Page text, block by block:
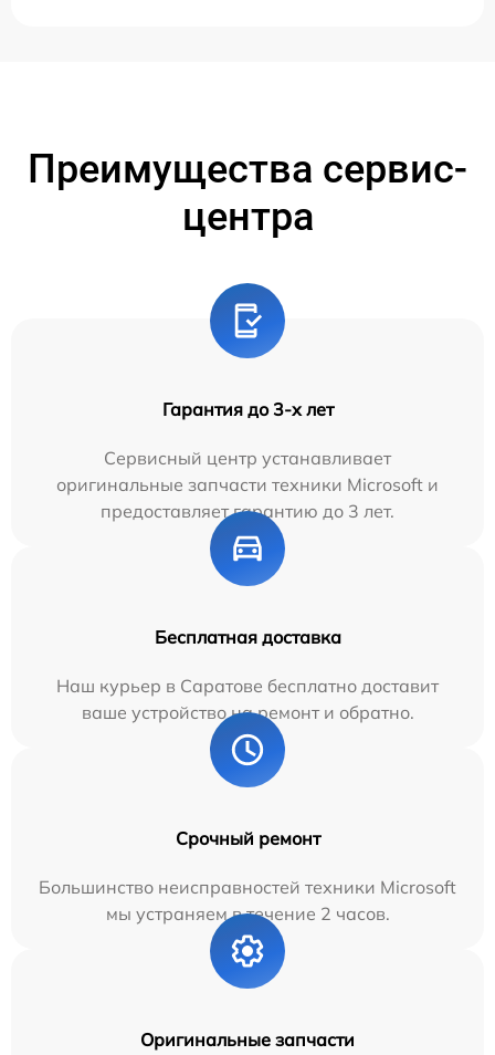
Преимущества сервис-
центра
Гарантия до 3-х лет
Сервисный центр устанавливает
оригинальные запчасти техники Microsoft и
предоставляет гарантию до 3 лет.
Бесплатная доставка
Наш курьер в Саратове бесплатно доставит
ваше устройство на ремонт и обратно.
Срочный ремонт
Большинство неисправностей техники Microsoft
мы устраняем в течение 2 часов.
Оригинальные запчасти